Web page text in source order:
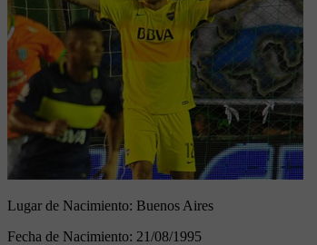
Lugar de Nacimiento: Buenos Aires
Fecha de Nacimiento: 21/08/1995